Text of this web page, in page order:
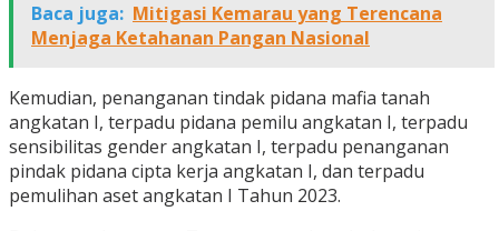
Baca juga: Mitigasi Kemarau yang Terencana
Menjaga Ketahanan Pangan Nasional
Kemudian, penanganan tindak pidana mafia tanah
angkatan I, terpadu pidana pemilu angkatan I, terpadu
sensibilitas gender angkatan I, terpadu penanganan
pindak pidana cipta kerja angkatan I, dan terpadu
pemulihan aset angkatan I Tahun 2023.